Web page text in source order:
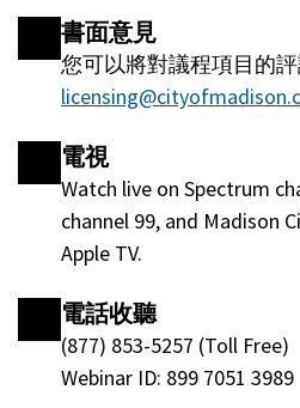
個
新
的
窗
口
中
開)
書面意見
您可以將對議程項目的
電視
Watch live on Spectrum
channel 99, and Madison
Apple TV.
電話收聽
(877) 853-5257 (Toll Free)
Webinar ID: 899 7051 3989